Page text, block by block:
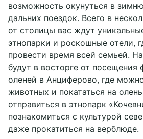
возможность окунуться в
дальних поездок. Всего в
от столицы вас ждут
этнопарки и роскошные отели,
провести время всей семьей.
будут в восторге от
оленей в Анциферово, где
животных и покататься на
отправиться в этнопарк
познакомиться с культурой
даже прокатиться на верблюде.